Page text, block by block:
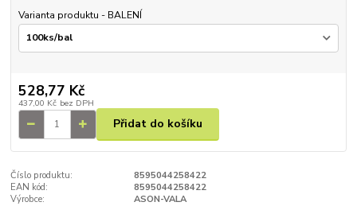
Varianta produktu - BALENÍ
528,77 Kč
437,00 Kč bez DPH
Přidat do košíku
Číslo produktu:
8595044258422
EAN kód:
8595044258422
Výrobce:
ASON-VALA